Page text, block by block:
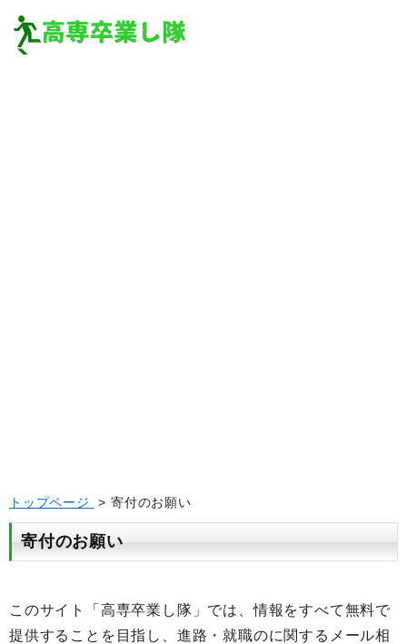
トップページ > 寄付のお願い
寄付のお願い
このサイト「高専卒業し隊」では、情報をすべて無料で
提供することを目指し、進路・就職のに関するメール相